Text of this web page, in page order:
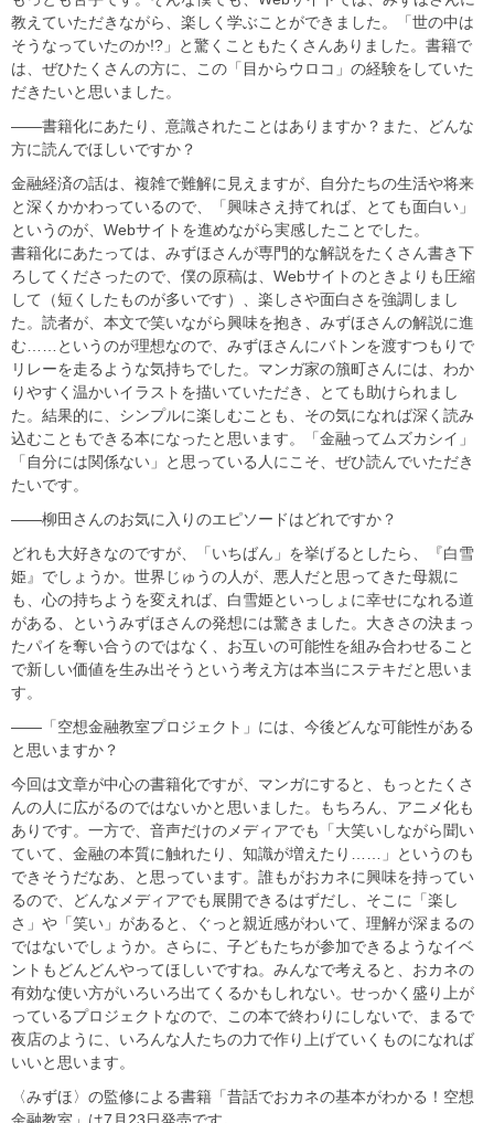
教えていただきながら、楽しく学ぶことができました。「世の中は
そうなっていたのか!?」と驚くこともたくさんありました。書籍で
は、ぜひたくさんの方に、この「目からウロコ」の経験をしていた
だきたいと思いました。
――書籍化にあたり、意識されたことはありますか？また、どんな
方に読んでほしいですか？
金融経済の話は、複雑で難解に見えますが、自分たちの生活や将来
と深くかかわっているので、「興味さえ持てれば、とても面白い」
というのが、Webサイトを進めながら実感したことでした。
書籍化にあたっては、みずほさんが専門的な解説をたくさん書き下
ろしてくださったので、僕の原稿は、Webサイトのときよりも圧縮
して（短くしたものが多いです）、楽しさや面白さを強調しまし
た。読者が、本文で笑いながら興味を抱き、みずほさんの解説に進
む……というのが理想なので、みずほさんにバトンを渡すつもりで
リレーを走るような気持ちでした。マンガ家の籏町さんには、わか
りやすく温かいイラストを描いていただき、とても助けられまし
た。結果的に、シンプルに楽しむことも、その気になれば深く読み
込むこともできる本になったと思います。「金融ってムズカシイ」
「自分には関係ない」と思っている人にこそ、ぜひ読んでいただき
たいです。
――柳田さんのお気に入りのエピソードはどれですか？
どれも大好きなのですが、「いちばん」を挙げるとしたら、『白雪
姫』でしょうか。世界じゅうの人が、悪人だと思ってきた母親に
も、心の持ちようを変えれば、白雪姫といっしょに幸せになれる道
がある、というみずほさんの発想には驚きました。大きさの決まっ
たパイを奪い合うのではなく、お互いの可能性を組み合わせること
で新しい価値を生み出そうという考え方は本当にステキだと思いま
す。
――「空想金融教室プロジェクト」には、今後どんな可能性がある
と思いますか？
今回は文章が中心の書籍化ですが、マンガにすると、もっとたくさ
んの人に広がるのではないかと思いました。もちろん、アニメ化も
ありです。一方で、音声だけのメディアでも「大笑いしながら聞い
ていて、金融の本質に触れたり、知識が増えたり……」というのも
できそうだなあ、と思っています。誰もがおカネに興味を持ってい
るので、どんなメディアでも展開できるはずだし、そこに「楽し
さ」や「笑い」があると、ぐっと親近感がわいて、理解が深まるの
ではないでしょうか。さらに、子どもたちが参加できるようなイベ
ントもどんどんやってほしいですね。みんなで考えると、おカネの
有効な使い方がいろいろ出てくるかもしれない。せっかく盛り上が
っているプロジェクトなので、この本で終わりにしないで、まるで
夜店のように、いろんな人たちの力で作り上げていくものになれば
いいと思います。
〈みずほ〉の監修による書籍「昔話でおカネの基本がわかる！空想
金融教室」は7月23日発売です。